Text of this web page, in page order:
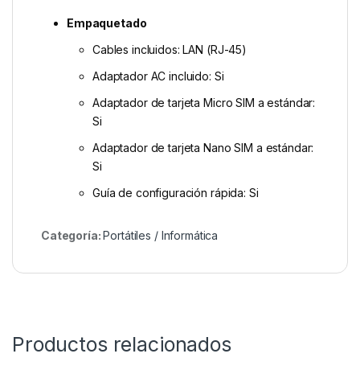
Empaquetado
Cables incluidos: LAN (RJ-45)
Adaptador AC incluido: Si
Adaptador de tarjeta Micro SIM a estándar:
Si
Adaptador de tarjeta Nano SIM a estándar:
Si
Guía de configuración rápida: Si
Categoría:Portátiles / Informática
Productos relacionados